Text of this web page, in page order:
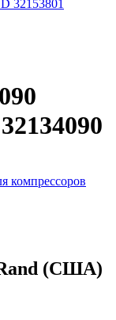
32153801
компрессоров
(США)